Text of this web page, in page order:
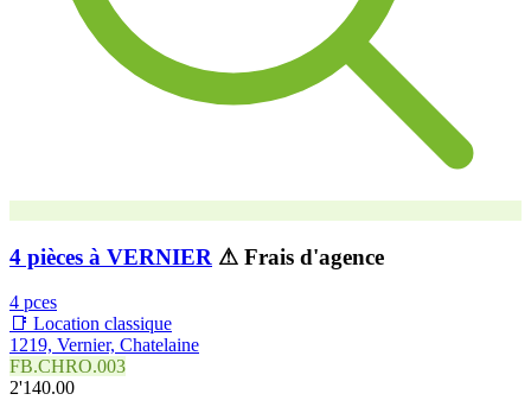
4 pièces à VERNIER ⚠ Frais d'agence
4 pces
📑 Location classique
1219, Vernier, Chatelaine
FB.CHRO.003
2'140.00